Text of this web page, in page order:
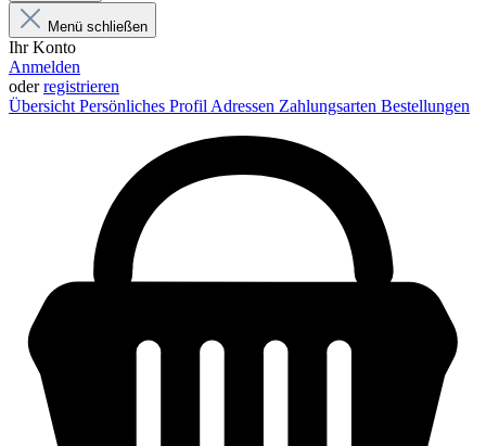
Menü schließen
Ihr Konto
Anmelden
oderregistrieren
Übersicht Persönliches Profil Adressen Zahlungsarten Bestellungen